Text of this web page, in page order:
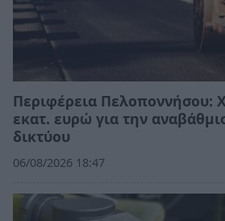
Περιφέρεια Πελοποννήσου:
εκατ. ευρώ για την
δικτύου
06/08/2026 18:47